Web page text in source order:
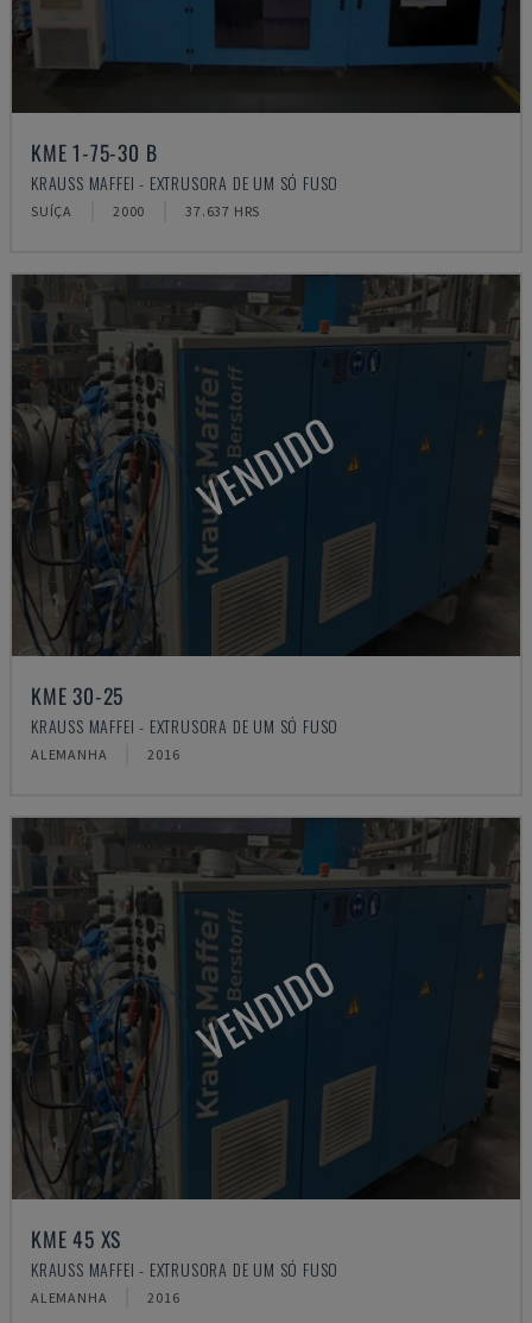
KME 1-75-30 B
KRAUSS MAFFEI - EXTRUSORA DE UM SÓ FUSO
SUÍÇA 2000 37.637 HRS
VENDIDO
KME 30-25
KRAUSS MAFFEI - EXTRUSORA DE UM SÓ FUSO
ALEMANHA 2016
VENDIDO
KME 45 XS
KRAUSS MAFFEI - EXTRUSORA DE UM SÓ FUSO
ALEMANHA 2016